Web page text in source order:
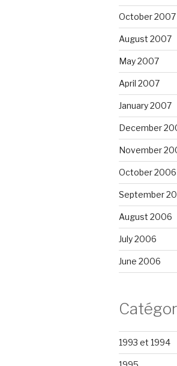
October 2007
August 2007
May 2007
April 2007
January 2007
December
November
October 2006
September
August 2006
July 2006
June 2006
1993 et 1994